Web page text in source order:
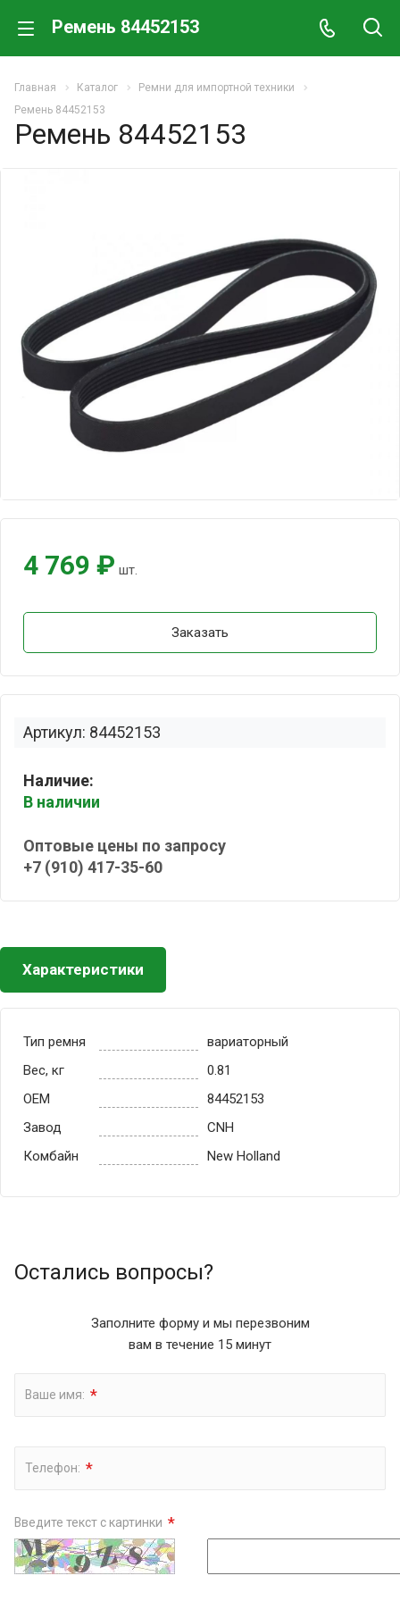
Ремень 84452153
Главная Каталог
Ремни для импортной техники
Ремень 84452153
Ремень 84452153
Артикул: 84452153
Наличие:
В наличии
Оптовые цены по запросу
+7 (910) 417-35-60
4 769 ₽ шт.
Заказать
Характеристики
Тип ремня
вариаторный
Вес, кг
0.81
OEM
84452153
Завод
CNH
Комбайн
New Holland
Остались вопросы?
Заполните форму и мы перезвоним
вам в течение 15 минут
Ваше имя: *
Телефон: *
Введите текст с картинки *